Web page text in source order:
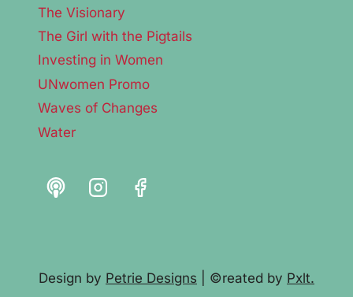
The Visionary
The Girl with the Pigtails
Investing in Women
UNwomen Promo
Waves of Changes
Water
Design by Petrie Designs | ©reated by Pxlt.